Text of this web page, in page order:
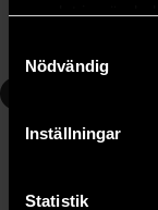
samlat in när du
Nödvändig
Inställningar
Statistik